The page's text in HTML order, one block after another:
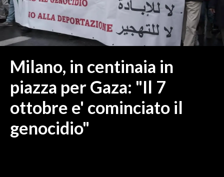
GALLURA
NUORO E PROVINCIA
OGLIASTRA
ITALIA
MONDO
POLITICA
Milano, in centinaia in
piazza per Gaza: "Il 7
ottobre e' cominciato il
genocidio"